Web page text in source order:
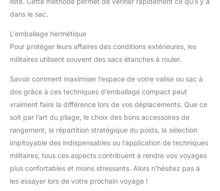
dans le sac.
L’emballage hermétique
Pour protéger leurs affaires des conditions extérieures, les
militaires utilisent souvent des sacs étanches à rouler.
Savoir comment maximiser l’espace de votre valise ou sac à
dos grâce à ces techniques d’emballage compact peut
vraiment faire la différence lors de vos déplacements. Que ce
soit par l’art du pliage, le choix des bons accessoires de
rangement, la répartition stratégique du poids, la sélection
impitoyable des indispensables ou l’application de techniques
militaires, tous ces aspects contribuent à rendre vos voyages
plus confortables et moins stressants. Alors n’hésitez pas à
les essayer lors de votre prochain voyage !